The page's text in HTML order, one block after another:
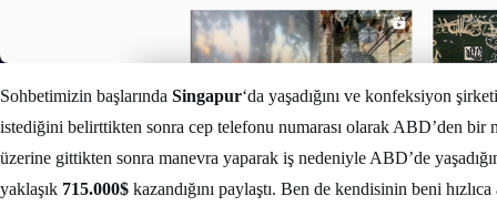
Sohbetimizin başlarında Singapur‘da yaşadığını ve konfeksiyon
istediğini belirttikten sonra cep telefonu numarası olarak ABD’den bir
üzerine gittikten sonra manevra yaparak iş nedeniyle ABD’de
yaklaşık 715.000$ kazandığını paylaştı. Ben de kendisinin beni